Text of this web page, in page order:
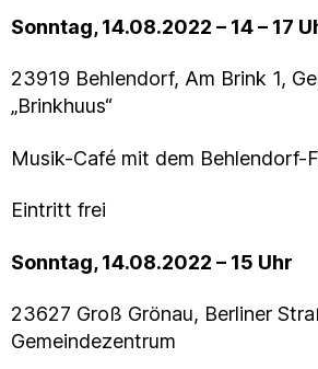
Sonntag, 14.08.2022 – 14 – 17
23919 Behlendorf, Am Brink 1,
„Brinkhuus“
Musik-Café mit dem Behlendorf-
Eintritt frei
Sonntag, 14.08.2022 – 15 Uhr
23627 Groß Grönau, Berliner
Gemeindezentrum